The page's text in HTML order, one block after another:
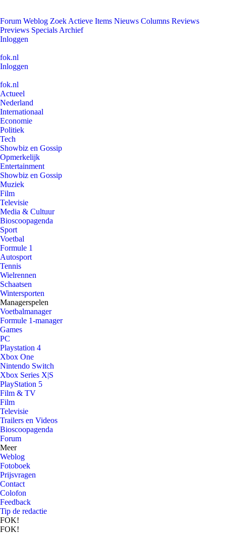
Forum Weblog Zoek Actieve Items Nieuws Columns Reviews
Previews Specials Archief
Inloggen
fok.nl
Inloggen
fok.nl
Actueel
Nederland
Internationaal
Economie
Politiek
Tech
Showbiz en Gossip
Opmerkelijk
Entertainment
Showbiz en Gossip
Muziek
Film
Televisie
Media & Cultuur
Bioscoopagenda
Sport
Voetbal
Formule 1
Autosport
Tennis
Wielrennen
Schaatsen
Wintersporten
Managerspelen
Voetbalmanager
Formule 1-manager
Games
PC
Playstation 4
Xbox One
Nintendo Switch
Xbox Series X|S
PlayStation 5
Film & TV
Film
Televisie
Trailers en Videos
Bioscoopagenda
Forum
Meer
Weblog
Fotoboek
Prijsvragen
Contact
Colofon
Feedback
Tip de redactie
FOK!
FOK!